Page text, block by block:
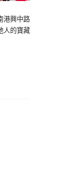
港興中路
人的寶藏